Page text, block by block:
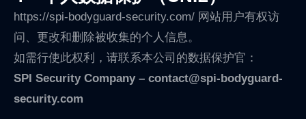
https://spi-bodyguard-security.com/ 网站用户有权访
问、更改和删除被收集的个人信息。
如需行使此权利，请联系本公司的数据保护官：
SPI Security Company – contact@spi-bodyguard-
security.com